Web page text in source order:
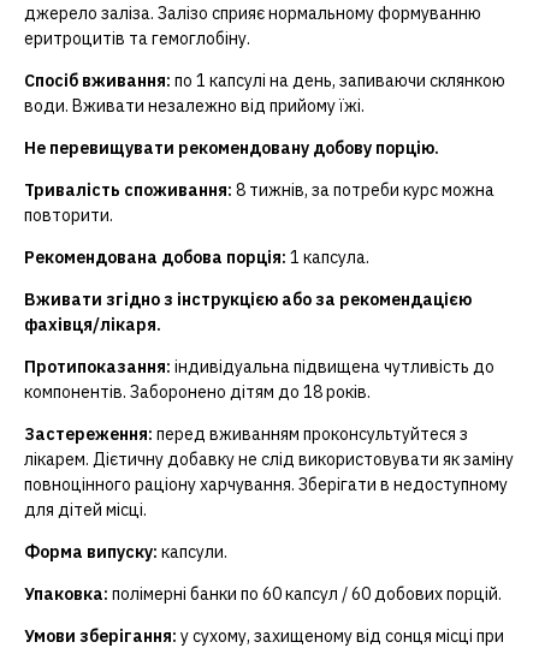
джерело заліза. Залізо сприяє нормальному формуванню
еритроцитів та гемоглобіну.
Спосіб вживання: по 1 капсулі на день, запиваючи склянкою
води. Вживати незалежно від прийому їжі.
Не перевищувати рекомендовану добову порцію.
Тривалість споживання: 8 тижнів, за потреби курс можна
повторити.
Рекомендована добова порція: 1 капсула.
Вживати згідно з інструкцією або за рекомендацією
фахівця/лікаря.
Протипоказання: індивідуальна підвищена чутливість до
компонентів. Заборонено дітям до 18 років.
Застереження: перед вживанням проконсультуйтеся з
лікарем. Дієтичну добавку не слід використовувати як заміну
повноцінного раціону харчування. Зберігати в недоступному
для дітей місці.
Форма випуску: капсули.
Упаковка: полімерні банки по 60 капсул / 60 добових порцій.
Умови зберігання: у сухому, захищеному від сонця місці при